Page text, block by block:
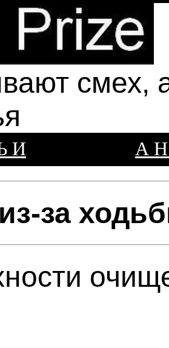
смех,
И А
за